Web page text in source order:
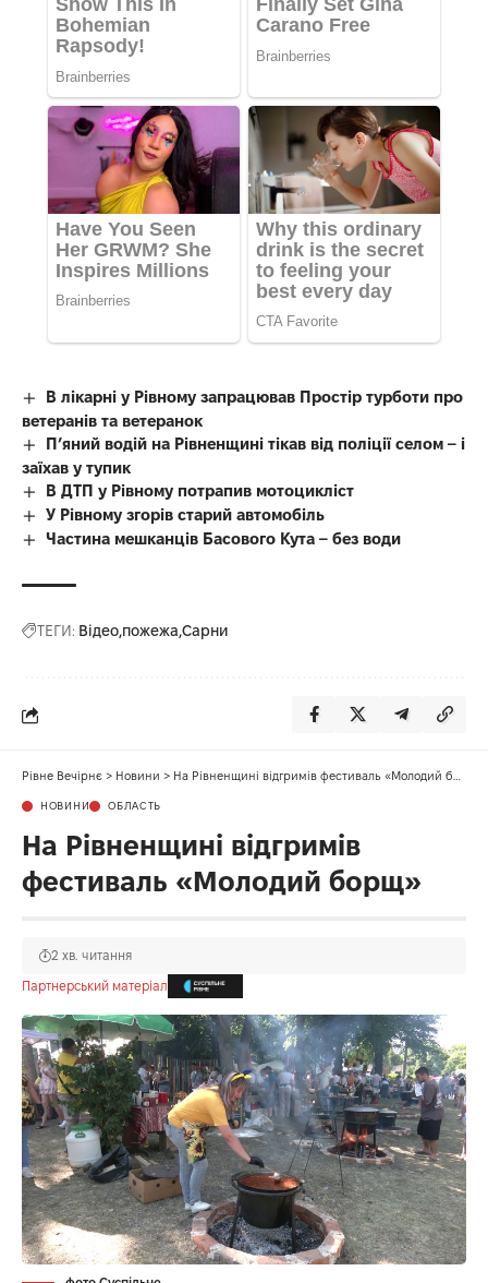
В лікарні у Рівному запрацював Простір турботи про
ветеранів та ветеранок
П’яний водій на Рівненщині тікав від поліції селом – і
заїхав у тупик
В ДТП у Рівному потрапив мотоцикліст
У Рівному згорів старий автомобіль
Частина мешканців Басового Кута – без води
ТЕГИ: Відео пожежа Сарни
Рівне Вечірнє > Новини > На Рівненщині відгримів фестиваль «Молодий борщ»
НОВИНИ ОБЛАСТЬ
На Рівненщині відгримів
фестиваль «Молодий борщ»
Партнерський матеріал
2 хв. читання